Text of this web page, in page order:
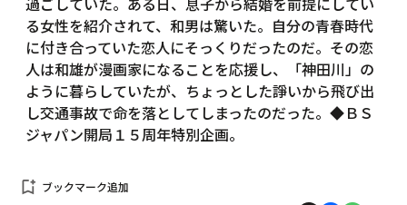
る女性を紹介されて、和男は驚いた。自分の青春時代
に付き合っていた恋人にそっくりだったのだ。その恋
人は和雄が漫画家になることを応援し、「神田川」の
ように暮らしていたが、ちょっとした諍いから飛び出
し交通事故で命を落としてしまったのだった。◆ＢＳ
ジャパン開局１５周年特別企画。
bookmark_add ブックマーク追加